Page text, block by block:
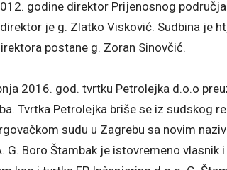
godine direktor Prijenosnog
je g. Zlatko Visković. Sudbina je
postane g. Zoran Sinovčić.
2016. god. tvrtku Petrolejka d.o.o
Tvrtka Petrolejka briše se iz sudskog
sudu u Zagrebu sa novim
G. Boro Štambak je istovremeno vlasnik